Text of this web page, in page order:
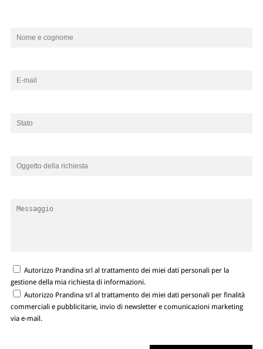
Autorizzo Prandina srl al trattamento dei miei dati personali per la
gestione della mia richiesta di informazioni.
Autorizzo Prandina srl al trattamento dei miei dati personali per finalità
commerciali e pubblicitarie, invio di newsletter e comunicazioni marketing
via e-mail.